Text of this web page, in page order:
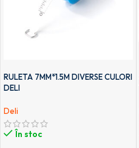
RULETA 7MM*1.5M DIVERSE CULORI
DELI
Deli
În stoc